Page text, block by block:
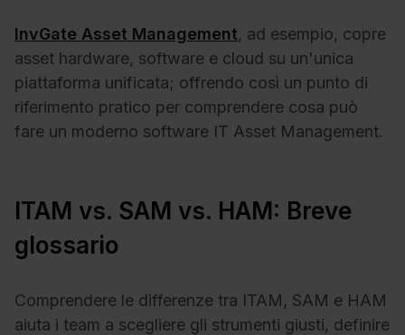
InvGate Asset Management, ad esempio, copre
asset hardware, software e cloud su un'unica
piattaforma unificata; offrendo così un punto di
riferimento pratico per comprendere cosa può
fare un moderno software IT Asset Management.
ITAM vs. SAM vs. HAM: Breve
glossario
Comprendere le differenze tra ITAM, SAM e HAM
aiuta i team a scegliere gli strumenti giusti, definire